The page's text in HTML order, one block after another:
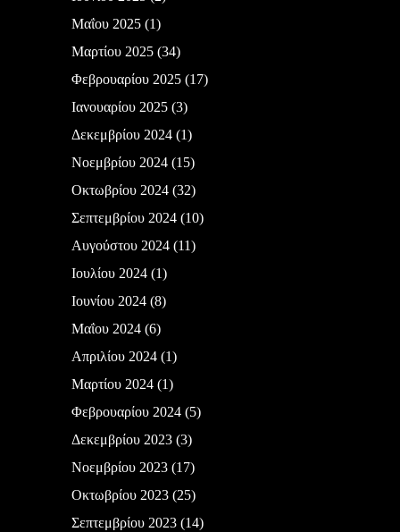
Μαΐου 2025(1)
Μαρτίου 2025(34)
Φεβρουαρίου 2025(17)
Ιανουαρίου 2025(3)
Δεκεμβρίου 2024(1)
Νοεμβρίου 2024(15)
Οκτωβρίου 2024(32)
Σεπτεμβρίου 2024(10)
Αυγούστου 2024(11)
Ιουλίου 2024(1)
Ιουνίου 2024(8)
Μαΐου 2024(6)
Απριλίου 2024(1)
Μαρτίου 2024(1)
Φεβρουαρίου 2024(5)
Δεκεμβρίου 2023(3)
Νοεμβρίου 2023(17)
Οκτωβρίου 2023(25)
Σεπτεμβρίου 2023(14)